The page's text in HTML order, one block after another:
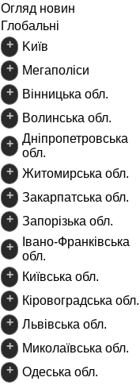
Огляд новин
Глобальні
+
Kиїв
+
Mегаполіси
+
Вінницька обл.
+
Волинська обл.
+
Дніпропетровська
обл.
+
Житомирська обл.
+
Закарпатська обл.
+
Запорізька обл.
+
Івано-Франківська
обл.
+
Київська обл.
+
Кіровоградська обл.
+
Львівська обл.
+
Миколаївська обл.
+
Одеська обл.